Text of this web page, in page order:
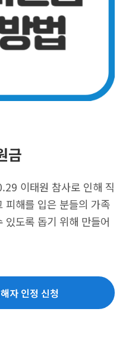
금
이태원 참사로 인해 직
피해를 입은 분들의 가족
있도록 돕기 위해 만들어
자 인정 신청